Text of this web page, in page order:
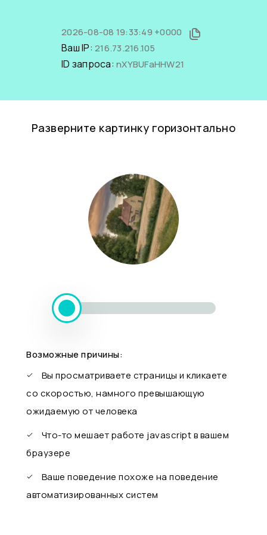
2026-08-08 19:33:49 +0000
Ваш IP: 216.73.216.105
ID запроса: nXYBUFaHHW21
Разверните картинку горизонтально
Возможные причины:
Вы просматриваете страницы и кликаете
со скоростью, намного превышающую
ожидаемую от человека
Что-то мешает работе javascript в вашем
браузере
Ваше поведение похоже на поведение
автоматизированных систем